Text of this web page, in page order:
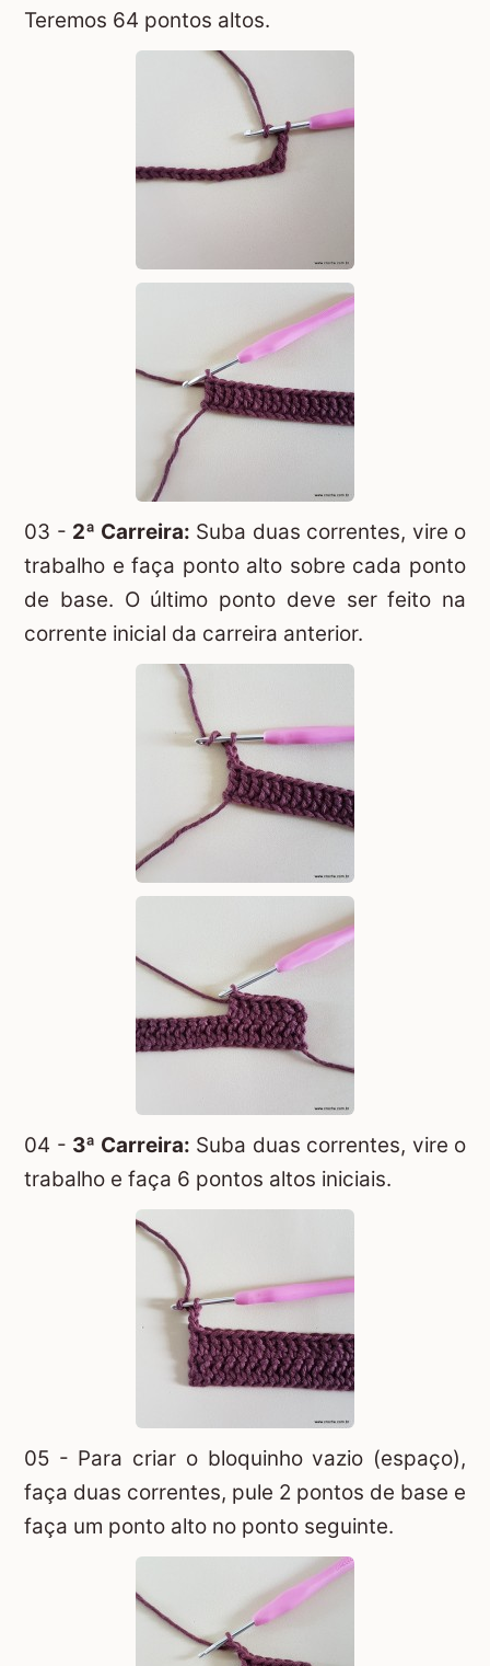
Teremos 64 pontos altos.
03 - 2ª Carreira: Suba duas correntes, vire o
trabalho e faça ponto alto sobre cada ponto
de base. O último ponto deve ser feito na
corrente inicial da carreira anterior.
04 - 3ª Carreira: Suba duas correntes, vire o
trabalho e faça 6 pontos altos iniciais.
05 - Para criar o bloquinho vazio (espaço),
faça duas correntes, pule 2 pontos de base e
faça um ponto alto no ponto seguinte.